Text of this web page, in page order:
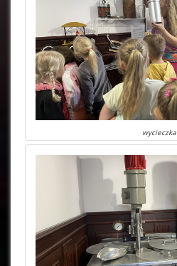
wycieczka